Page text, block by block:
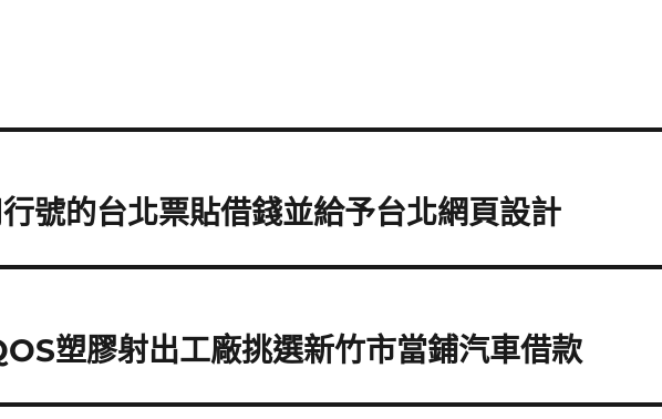
號的台北票貼借錢並給予台北網頁設計
塑膠射出工廠挑選新竹市當鋪汽車借款